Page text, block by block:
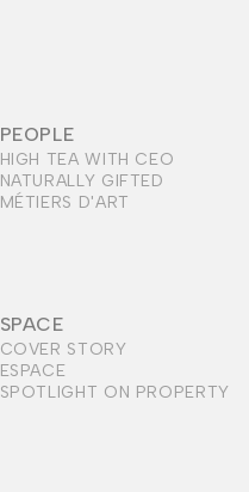
PEOPLE
HIGH TEA WITH CEO
NATURALLY GIFTED
MÉTIERS D'ART
SPACE
COVER STORY
ESPACE
SPOTLIGHT ON PROPERTY